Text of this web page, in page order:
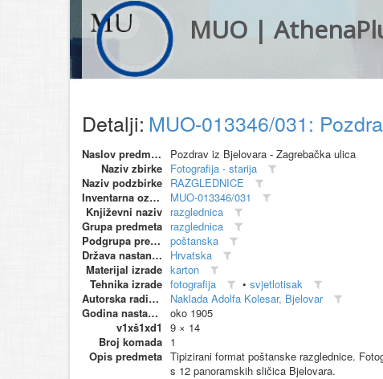
MUO |
Detalji: MUO-013346/031:
Naslov predmeta
Pozdrav iz Bjelovara - Zagrebačka ulica
Naziv zbirke Fotografija - starija
Naziv podzbirke RAZGLEDNICE
Inventarna oznaka
MUO-013346/031
Književni naziv razglednica
Grupa predmeta razglednica
Podgrupa predmeta
poštanska
Država nastanka
Hrvatska
Materijal izrade karton
Tehnika izrade fotografija • svjetlotisak
Autorska radionica (proizvođač)
Naklada Adolfa Kolesar, Bjelovar
Godina nastanka
oko 1905
v1xš1xd1
9 × 14
Broj komada 1
Opis predmeta Tipizirani format poštanske razglednice.
s 12 panoramskih sličica Bjelovara.